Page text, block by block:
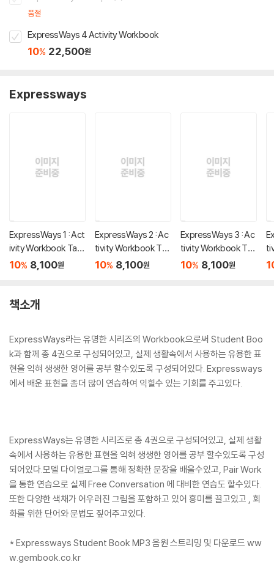
품절
ExpressWays 4 Activity Workbook
10% 22,500원
Expressways
ExpressWays 1 : Act
ivity Workbook Tap
e
10% 8,100원
ExpressWays 2 : Ac
tivity Workbook Tap
e
10% 8,100원
ExpressWays 3 : Ac
tivity Workbook Tap
e
10% 8,100원
e
책소개
ExpressWays라는 유명한 시리즈의 Workbook으로써 Student Boo
k과 함께 총 4권으로 구성되어있고, 실제 생활속에서 사용하는 유용한 표
현을 익혀 생생한 영어를 공부 할수있도록 구성되어있다. Expressways
에서 배운 표현을 좀더 많이 연습하여 익힐수 있는 기회를 주고있다.
ExpressWays는 유명한 시리즈로 총 4권으로 구성되어있고, 실제 생활
속에서 사용하는 유용한 표현을 익혀 생생한 영어를 공부 할수있도록 구성
되어있다.모델 다이얼로그를 통해 정확한 문장을 배울수있고, Pair Work
을 통한 연습으로 실제 Free Conversation 에 대비한 연습도 할수있다.
또한 다양한 색채가 어우러진 그림을 포함하고 있어 흥미를 끌고있고 , 회
화를 위한 단어와 문법도 짚어주고있다.
* Expressways Student Book MP3 음원 스트리밍 및 다운로드 ww
w.gembook.co.kr